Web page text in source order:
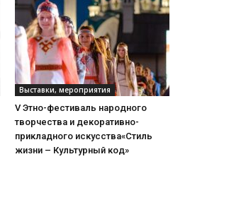
Выставки, мероприятия
V Этно-фестиваль народного
творчества и декоративно-
прикладного искусства«Стиль
жизни – Культурный код»